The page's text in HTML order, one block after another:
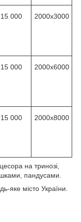
15 000 2000х3000
15 000 2000х6000
15 000 2000х8000
на тринозі,
пандусами.
яке місто України.